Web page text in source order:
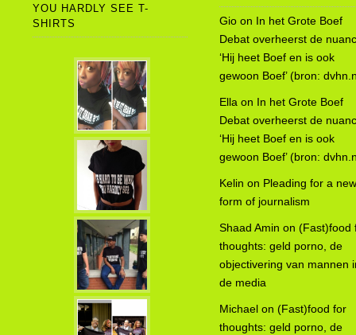
YOU HARDLY SEE T-
SHIRTS
Gio on In het Grote Boef
Debat overheerst de
‘Hij heet Boef en is ook
gewoon Boef’ (bron:
Ella on In het Grote Boef
Debat overheerst de
‘Hij heet Boef en is ook
gewoon Boef’ (bron:
Kelin on Pleading for a new
form of journalism
Shaad Amin on (Fast)food
thoughts: geld porno, de
objectivering van mannen
de media
Michael on (Fast)food for
thoughts: geld porno, de